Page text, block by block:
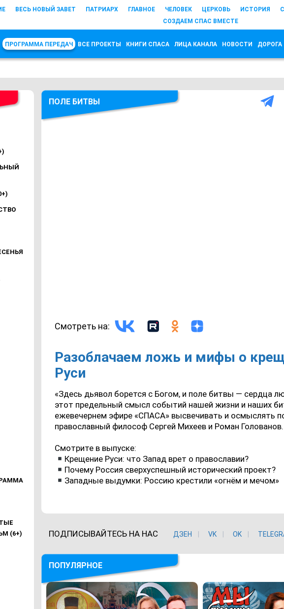
ВЕСЬ НОВЫЙ ЗАВЕТ ПАТРИАРХ ГЛАВНОЕ ЧЕЛОВЕК ЦЕРКОВЬ ИСТОРИЯ
СОЗДАЕМ СПАС ВМЕСТЕ
ПРОГРАММА ПЕРЕДАЧ ВСЕ ПРОЕКТЫ КНИГИ СПАСА ЛИЦА КАНАЛА НОВОСТИ ДОРОГА
(6+)
ПОЛЕ БИТВЫ
Смотреть на:
Разоблачаем ложь и мифы о
Руси
«Здесь дьявол борется с Богом, и поле битвы — сердца
этот предельный смысл событий нашей жизни и наших
ежевечернем эфире «СПАСА» высвечивать и осмыслять
православный философ Сергей Михеев и Роман Голованов.
Смотрите в выпуске:
Крещение Руси: что Запад врет о православии?
Почему Россия сверхуспешный исторический проект?
Западные выдумки: Россию крестили «огнём и мечом»
ПОДПИСЫВАЙТЕСЬ НА НАС ДЗЕН VK ОK
ПОПУЛЯРНОЕ